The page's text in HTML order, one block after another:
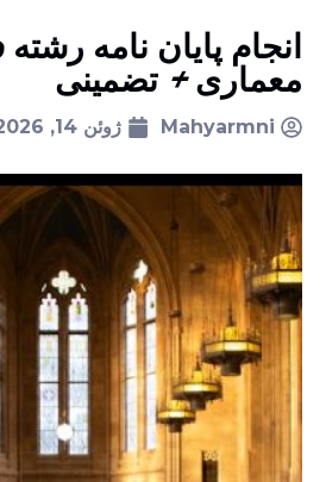
انجام پایان نامه
معماری + تضمینی
Mahyarmni ژوئن 14, 2026